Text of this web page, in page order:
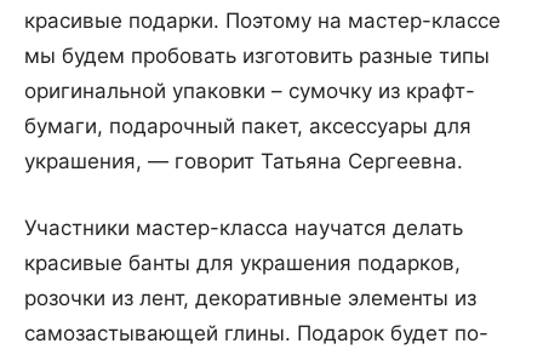
красивые подарки. Поэтому на мастер-классе
мы будем пробовать изготовить разные типы
оригинальной упаковки – сумочку из крафт-
бумаги, подарочный пакет, аксессуары для
украшения, — говорит Татьяна Сергеевна.
Участники мастер-класса научатся делать
красивые банты для украшения подарков,
розочки из лент, декоративные элементы из
самозастывающей глины. Подарок будет по-